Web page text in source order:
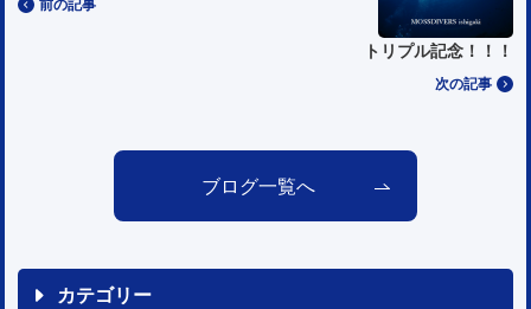
前の記事
次の記事
トリプル記念！！！
ブログ一覧へ
カテゴリー